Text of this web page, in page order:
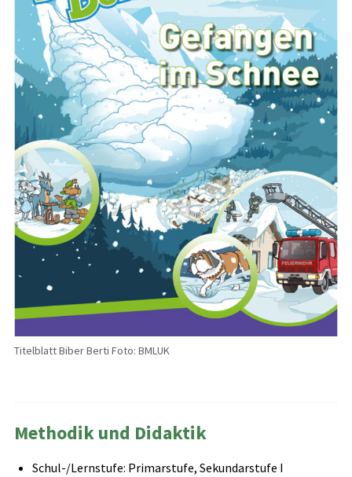
Titelblatt Biber Berti Foto: BMLUK
Methodik und Didaktik
Schul-/Lernstufe: Primarstufe, Sekundarstufe I